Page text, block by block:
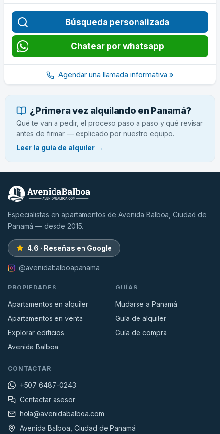
Búsqueda personalizada
Chatear por whatsapp
Agendar una llamada informativa »
¿Primera vez alquilando en Panamá?
Qué te van a pedir, el proceso paso a paso y qué revisar
antes de firmar — explicado por nuestro equipo.
Leer la guía de alquiler →
Especialistas en apartamentos de Avenida Balboa, Ciudad de
Panamá — desde 2015.
4.6 · Reseñas en Google
@avenidabalboapanama
PROPIEDADES
Apartamentos en alquiler
Apartamentos en venta
Explorar edificios
Avenida Balboa
GUÍAS
Mudarse a Panamá
Guía de alquiler
Guía de compra
CONTACTAR
+507 6487-0243
Contactar asesor
hola@avenidabalboa.com
Avenida Balboa, Ciudad de Panamá